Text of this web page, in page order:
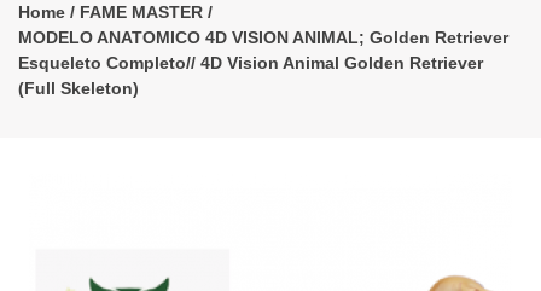
Home / FAME MASTER /
MODELO ANATOMICO 4D VISION ANIMAL; Golden Retriever
Esqueleto Completo// 4D Vision Animal Golden Retriever
(Full Skeleton)